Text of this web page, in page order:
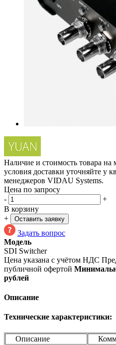
Наличие и стоимость товара
условия доставки уточняйте у
менеджеров VIDAU Systems.
Цена по запросу
-
+
В корзину
+
Оставить заявку
Задать вопрос
Модель
SDI Switcher
Цена указана с учётом НДС
публичной офертой
рублей
Описание
Технические характеристики:
Описание